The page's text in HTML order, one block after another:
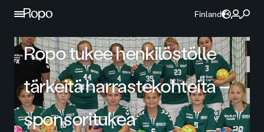
Jatka sisältöön
Finland
Ropo tukee henkilöstölle
tärkeitä harrastekohteita –
sponsoritukea